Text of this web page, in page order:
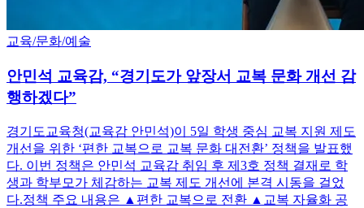
교육/문화/예술
안민석 교육감, “경기도가 앞장서 교복 문화 개선 감
행하겠다”
경기도교육청(교육감 안민석)이 5일 학생 중심 교복 지원 제도
개선을 위한 ‘편한 교복으로 교복 문화 대전환’ 정책을 발표했
다. 이번 정책은 안민석 교육감 취임 후 제3호 정책 결재로 학
생과 학부모가 체감하는 교복 제도 개선에 본격 시동을 걸었
다.정책 주요 내용은 ▲편한 교복으로 전환 ▲교복 자율화 공